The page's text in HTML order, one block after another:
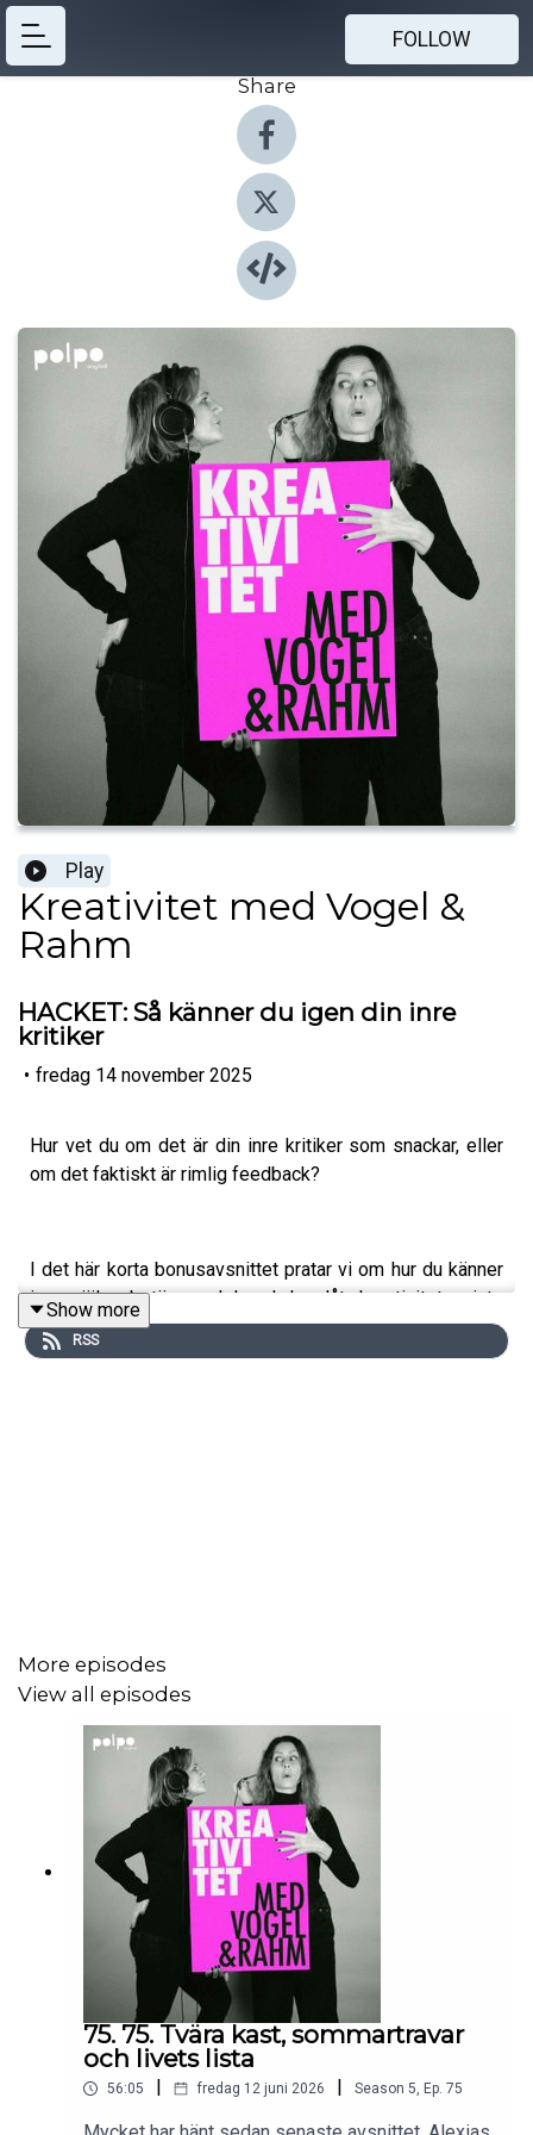
FOLLOW
Share
Play
Kreativitet med Vogel &
Rahm
HACKET: Så känner du igen din inre
kritiker
• fredag 14 november 2025
Hur vet du om det är din inre kritiker som snackar, eller
om det faktiskt är rimlig feedback?
I det här korta bonusavsnittet pratar vi om hur du känner
igen självsabotören och hur du kan låta kreativiteten, inte
kritikern, styra.
Show more
RSS
More episodes
View all episodes
75. 75. Tvära kast, sommartravar
och livets lista
56:05 | fredag 12 juni 2026 | Season 5, Ep. 75